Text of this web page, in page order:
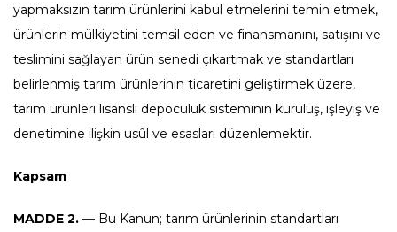
yapmaksızın tarım ürünlerini kabul etmelerini temin etmek,
ürünlerin mülkiyetini temsil eden ve finansmanını, satışını ve
teslimini sağlayan ürün senedi çıkartmak ve standartları
belirlenmiş tarım ürünlerinin ticaretini geliştirmek üzere,
tarım ürünleri lisanslı depoculuk sisteminin kuruluş, işleyiş ve
denetimine ilişkin usûl ve esasları düzenlemektir.
Kapsam
MADDE 2. — Bu Kanun; tarım ürünlerinin standartları